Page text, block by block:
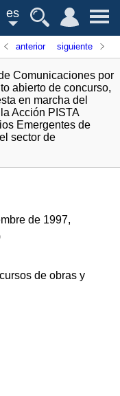
es
anterior siguiente
Comunicaciones por
abierto de concurso,
en marcha del
Acción PISTA
Emergentes de
sector de
de 1997,
de obras y